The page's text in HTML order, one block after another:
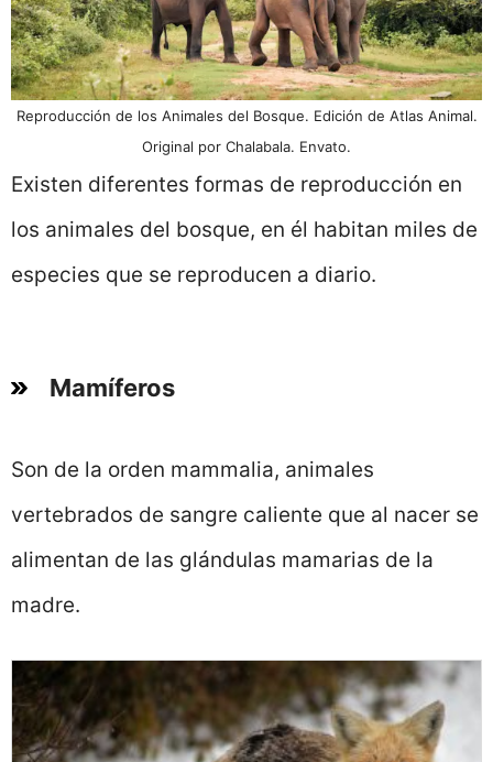
Reproducción de los Animales del Bosque. Edición de Atlas Animal.
Original por Chalabala. Envato.
Existen diferentes formas de reproducción en
los animales del bosque, en él habitan miles de
especies que se reproducen a diario.
Mamíferos
Son de la orden mammalia, animales
vertebrados de sangre caliente que al nacer se
alimentan de las glándulas mamarias de la
madre.